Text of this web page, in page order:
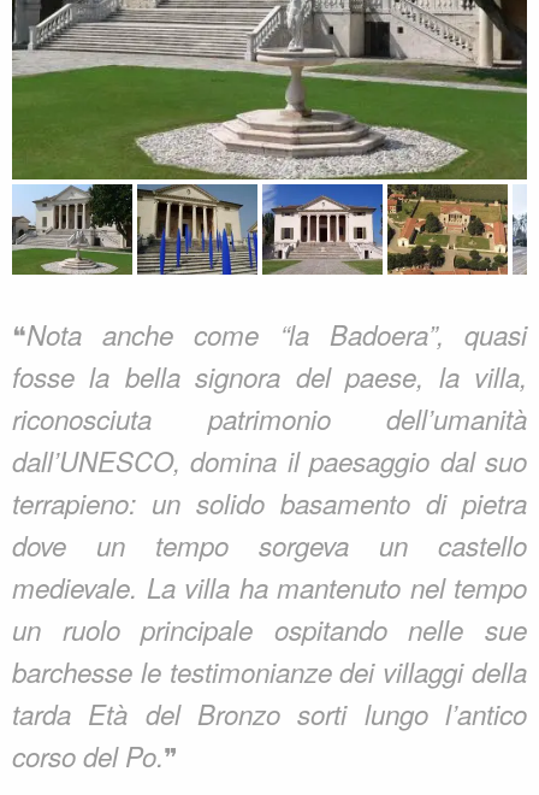
❝Nota anche come “la Badoera”, quasi
fosse la bella signora del paese, la villa,
riconosciuta patrimonio dell’umanità
dall’UNESCO, domina il paesaggio dal suo
terrapieno: un solido basamento di pietra
dove un tempo sorgeva un castello
medievale. La villa ha mantenuto nel tempo
un ruolo principale ospitando nelle sue
barchesse le testimonianze dei villaggi della
tarda Età del Bronzo sorti lungo l’antico
corso del Po.❞